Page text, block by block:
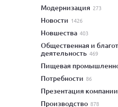
модернизация 273
новости 1426
новшества 403
общественная и благотворительная
деятельность 469
пищевая
потребности 86
презентация компании
производство 878